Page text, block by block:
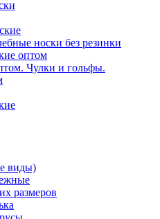
носки без резинки
оптом
Чулки и гольфы.
виды)
размеров